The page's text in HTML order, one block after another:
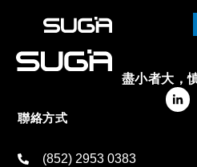
盡小者大，
聯絡方式
(852) 2953 0383